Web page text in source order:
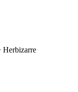
Herbizarre